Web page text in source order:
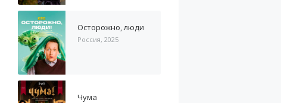
Осторожно, люди
Россия, 2025
Чума